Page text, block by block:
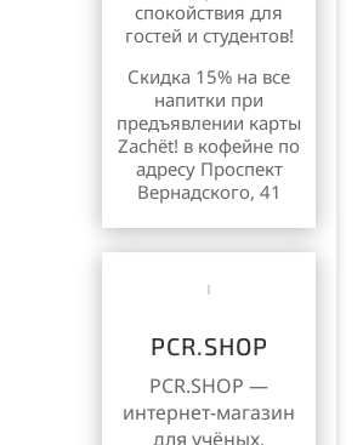
спокойствия для
гостей и студентов!
Скидка 15% на все
напитки при
предъявлении карты
Zachёt! в кофейне по
адресу Проспект
Вернадского, 41
PCR.SHOP
PCR.SHOP —
интернет-магазин
для учёных,